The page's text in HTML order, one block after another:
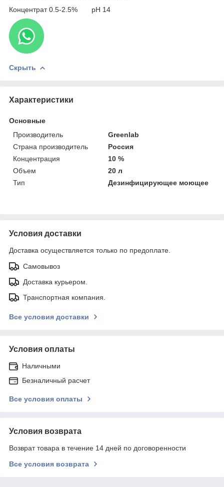
Концентрат 0.5-2.5% pH 14
Скрыть
Характеристики
Основные
Производитель
Greenlab
Страна производитель
Россия
Концентрация
10 %
Объем
20 л
Тип
Дезинфицирующее моющее
Условия доставки
Доставка осуществляется только по предоплате.
Самовывоз
Доставка курьером.
Транспортная компания.
Все условия доставки
Условия оплаты
Наличными
Безналичный расчет
Все условия оплаты
Условия возврата
Возврат товара в течение 14 дней по договоренности
Все условия возврата